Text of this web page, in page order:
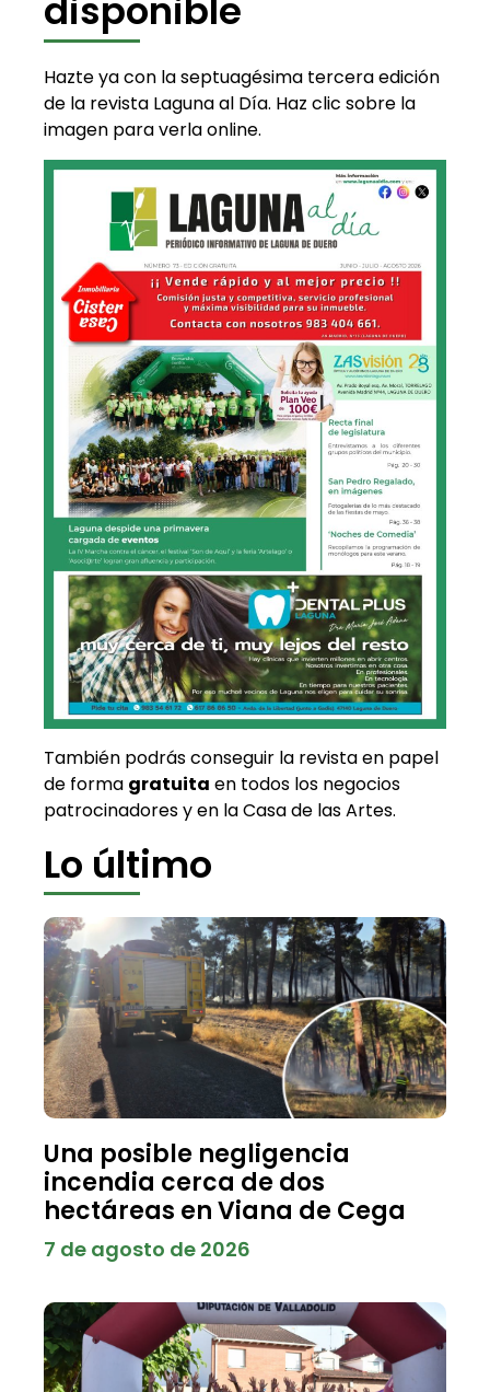
Hazte ya con la septuagésima tercera edición
de la revista Laguna al Día. Haz clic sobre la
imagen para verla online.
También podrás conseguir la revista en papel
de forma gratuita en todos los negocios
patrocinadores y en la Casa de las Artes.
Lo último
Una posible negligencia
incendia cerca de dos
hectáreas en Viana de Cega
7 de agosto de 2026